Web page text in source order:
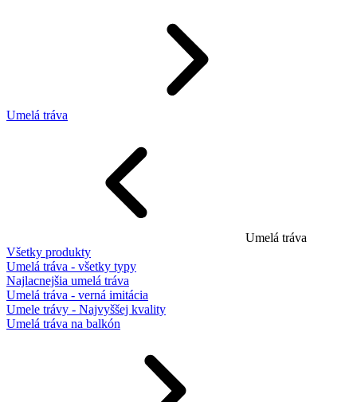
Umelá tráva
Umelá tráva
Všetky produkty
Umelá tráva - všetky typy
Najlacnejšia umelá tráva
Umelá tráva - verná imitácia
Umele trávy - Najvyššej kvality
Umelá tráva na balkón